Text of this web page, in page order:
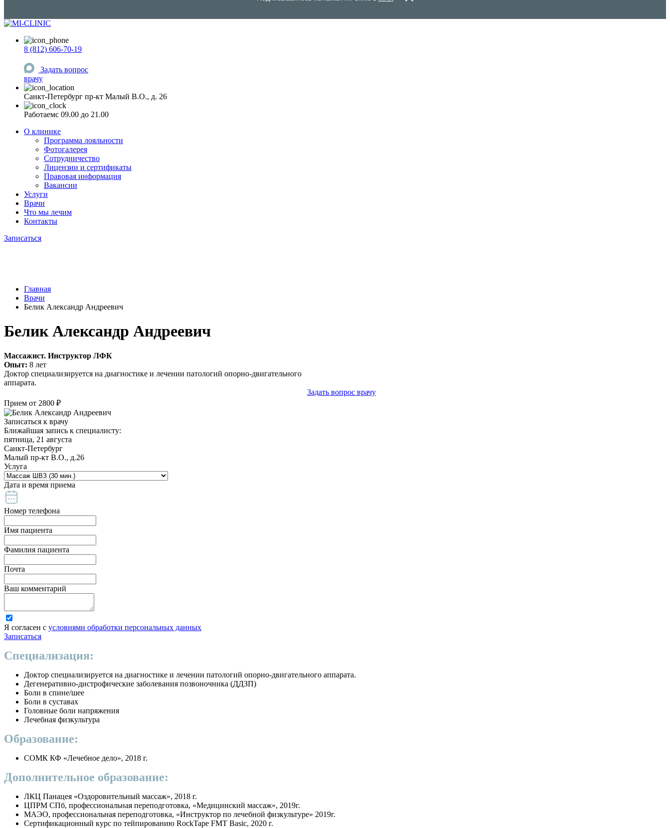
8 (812) 606-70-19
Задать вопрос
врачу
Санкт-Петербург пр-кт Малый В.О., д. 26
Работаемc 09.00 до 21.00
О клинике
Программа лояльности
Фотогалерея
Сотрудничество
Лицензии и сертификаты
Правовая информация
Вакансии
Услуги
Врачи
Что мы лечим
Контакты
Записаться
Главная
Врачи
Белик Александр Андреевич
Белик Александр Андреевич
Массажист. Инструктор ЛФК
Опыт: 8 лет
Доктор специализируется на диагностике и лечении патологий опорно-двигательного
аппарата.
Задать вопрос врачу
Прием от 2800 ₽
Записаться к врачу
Ближайшая запись к специалисту:
пятница, 21 августа
Санкт-Петербург
Малый пр-кт В.О., д.26
Услуга
Дата и время приема
Номер телефона
Имя пациента
Фамилия пациента
Почта
Ваш комментарий
Я согласен с условиями обработки персональных данных
Записаться
Специализация:
Доктор специализируется на диагностике и лечении патологий опорно-двигательного аппарата.
Дегенеративно-дистрофические заболевания позвоночника (ДДЗП)
Боли в спине/шее
Боли в суставах
Головные боли напряжения
Лечебная физкультура
Образование:
СОМК КФ «Лечебное дело», 2018 г.
Дополнительное образование:
ЛКЦ Панацея «Оздоровительный массаж», 2018 г.
ЦПРМ СПб, профессиональная переподготовка, «Медицинский массаж», 2019г.
МАЭО, профессиональная переподготовка, «Инструктор по лечебной физкультуре» 2019г.
Сертификационный курс по тейпированию RockTape FMT Basic, 2020 г.